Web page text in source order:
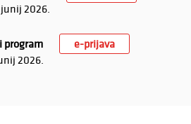
2026.
program
e-prijava
2026.